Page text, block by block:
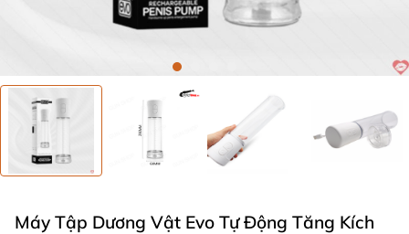
Máy Tập Dương Vật Evo Tự Động Tăng Kích